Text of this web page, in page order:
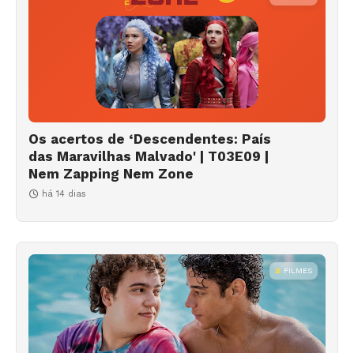
Os acertos de ‘Descendentes: País
das Maravilhas Malvado' | T03E09 |
Nem Zapping Nem Zone
há 14 dias
FILMES